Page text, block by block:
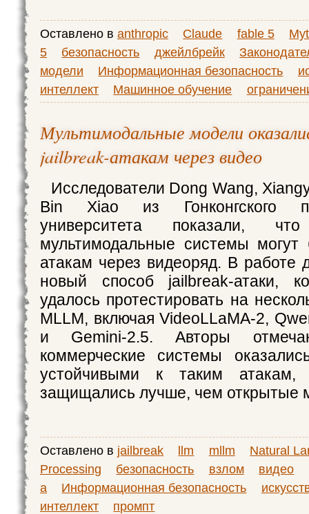
Оставлено в anthropic Claude fable 5
5
безопасность джейлбрейк
модели
Информационная безопасность
интеллект
Машинное обучение
Мультимодальные модели
jailbreak-атакам через видео
Исследователи Dong Wang,
Bin Xiao из Гонконгского
университета показали,
мультимодальные системы
атакам через видеоряд. В работе
новый способ jailbreak-атаки,
удалось протестировать на
MLLM, включая VideoLLaMA-2,
и Gemini-2.5. Авторы
коммерческие системы
устойчивыми к таким
защищались лучше, чем открытые
Оставлено в jailbreak llm mllm
Natural
Processing
безопасность взлом видео
а
Информационная безопасность
интеллект
промпт